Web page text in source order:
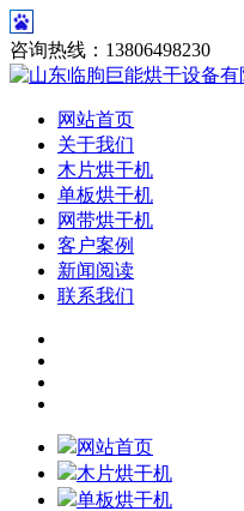
咨询热线：13806498230
网站首页
关于我们
木片烘干机
单板烘干机
网带烘干机
客户案例
新闻阅读
联系我们
网站首页
木片烘干机
单板烘干机